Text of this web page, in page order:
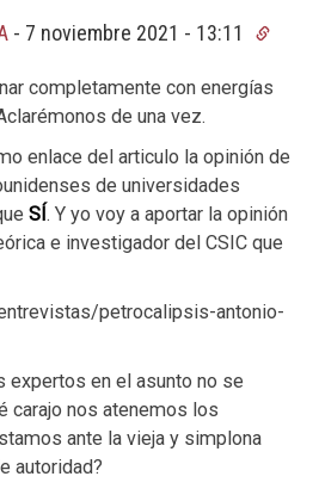
- 7 noviembre 2021 - 13:11
completamente con energías
de una vez.
enlace del articulo la opinión de
de universidades
SÍ . Y yo voy a aportar la opinión
e investigador del CSIC que
petrocalipsis-antonio-
en el asunto no se
carajo nos atenemos los
ante la vieja y simplona
autoridad?